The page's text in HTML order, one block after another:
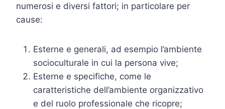
numerosi e diversi fattori; in particolare per
cause:
Esterne e generali, ad esempio l’ambiente
socioculturale in cui la persona vive;
Esterne e specifiche, come le
caratteristiche dell’ambiente organizzativo
e del ruolo professionale che ricopre;